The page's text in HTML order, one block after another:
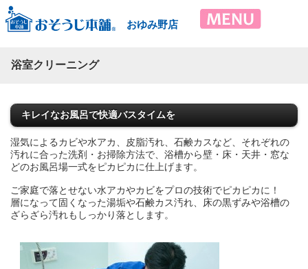
おゆみ野店
浴室クリーニング
キレイなお風呂で快適バスタイムを
湿気によるカビや水アカ、皮脂汚れ、石鹸カスなど、それぞれの
汚れに合った洗剤・お掃除方法で、浴槽から壁・床・天井・窓な
どのお風呂場一式をピカピカに仕上げます。
ご家庭で落とせない水アカやカビをプロの技術でピカピカに！
層になって固くなった湯垢や石鹸カス汚れ、床の黒ずみや浴槽の
ざらざら汚れもしっかり落とします。